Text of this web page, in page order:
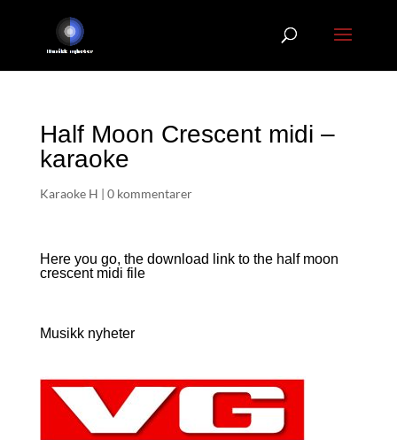
Half Moon Crescent midi –
karaoke
Karaoke H | 0 kommentarer
Here you go, the download link to the half moon
crescent midi file
Musikk nyheter